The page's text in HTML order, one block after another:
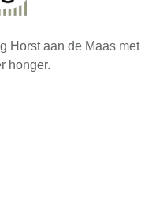
Horst aan de Maas met
honger.